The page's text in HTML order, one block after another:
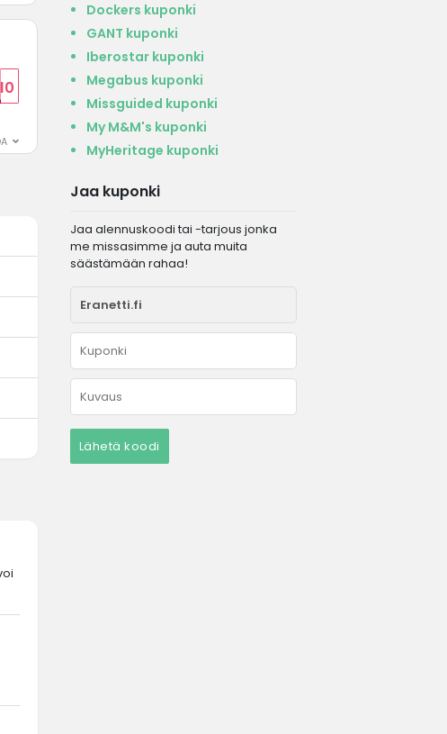
Dockers kuponki
GANT kuponki
Iberostar kuponki
Megabus kuponki
Missguided kuponki
My M&M's kuponki
MyHeritage kuponki
Jaa kuponki
Jaa alennuskoodi tai -tarjous jonka
me missasimme ja auta muita
säästämään rahaa!
Lähetä koodi